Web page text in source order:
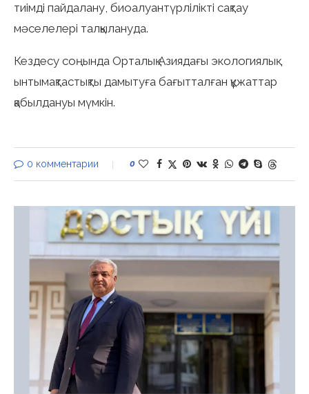
тиімді пайдалану, биоалуантүрлілікті сақтау
мәселелері талқылануда.
Кездесу соңында Орталық Азиядағы экологиялық
ынтымақтастықты дамытуға бағытталған құжаттар
қабылдануы мүмкін.
0 комментарии 0